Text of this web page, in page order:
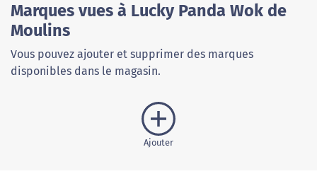
Marques vues à Lucky Panda Wok de
Moulins
Vous pouvez ajouter et supprimer des marques
disponibles dans le magasin.
Ajouter